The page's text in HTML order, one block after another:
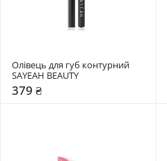
Олівець для губ контурний
SAYEAH BEAUTY
379 ₴